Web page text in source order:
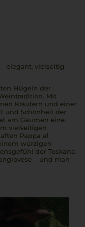
elegant, vielseitig
Hügeln der
Mit
Kräutern und einer
und Schönheit der
am Gaumen eine
vielseitigen
Pappa al
würzigen
der Toskana
– und man